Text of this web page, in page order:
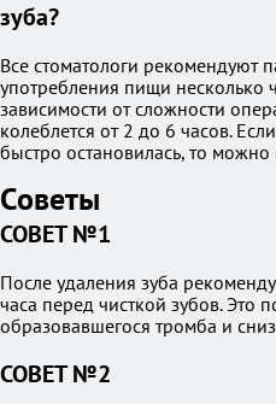
зуба?
Все стоматологи рекомендуют
употребления пищи несколько
зависимости от сложности
колеблется от 2 до 6 часов.
быстро остановилась, то
Советы
СОВЕТ №1
После удаления зуба
часа перед чисткой зубов. Это
образовавшегося тромба и
СОВЕТ №2